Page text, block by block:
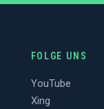
FOLGE UNS
YouTube
Xing